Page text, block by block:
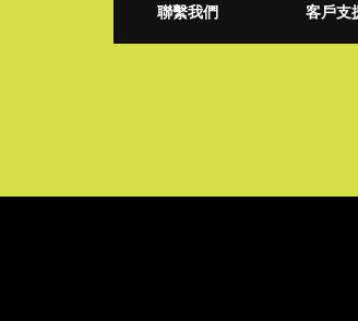
聯繫我們
客戶支